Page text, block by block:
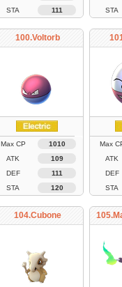
STA
111
STA
100.Voltorb
Max CP
1010
ATK
109
DEF
111
STA
120
Max
ATK
DEF
STA
104.Cubone